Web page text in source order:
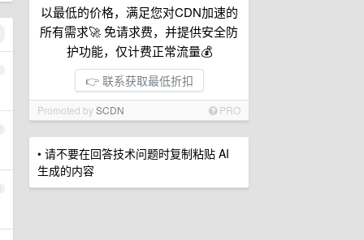
以最低的价格，满足您对CDN加速的
所有需求🚀 免请求费，并提供安全防
护功能，仅计费正常流量💰
👉 联系获取最低折扣
Promoted bySCDN PRO
• 请不要在回答技术问题时复制粘贴 AI
生成的内容